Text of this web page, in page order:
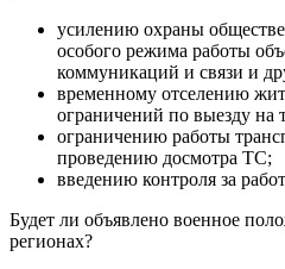
усилению охраны
особого режима работы
коммуникаций и связи и
временному отселению
ограничений по выезду на
ограничению работы
проведению досмотра ТС;
введению контроля за
Будет ли объявлено военное
регионах?